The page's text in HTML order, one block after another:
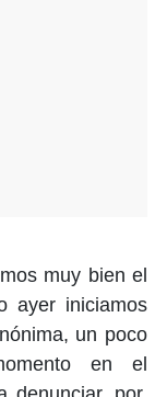
muy bien el
ayer iniciamos
un poco
en el